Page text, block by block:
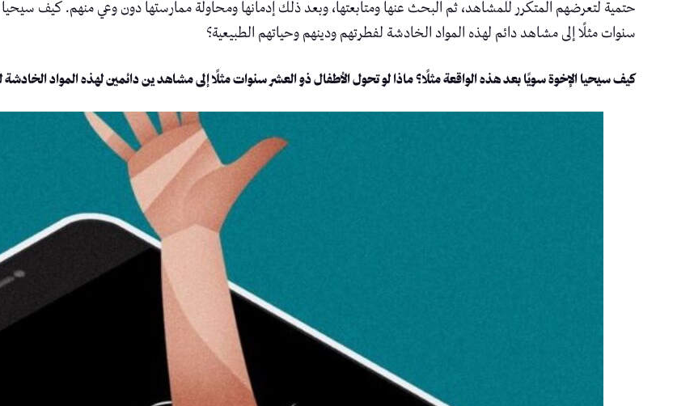
حتمية لتعرضهم المتكرر للمشاهد، ثم البحث عنها ومتابعتها، وبعد ذلك إدمانها ومحاولة ممارستها دون وعي منهم. كيف سيحيا
سنوات مثلًا إلى مشاهد دائم لهذه المواد الخادشة لفطرتهم ودينهم وحياتهم الطبيعية؟
كيف سيحيا الإخوة سويًا بعد هذه الواقعة مثلًا؟ ماذا لو تحول الأطفال ذو العشر سنوات مثلًا إلى مشاهد ين دائمين لهذه المواد